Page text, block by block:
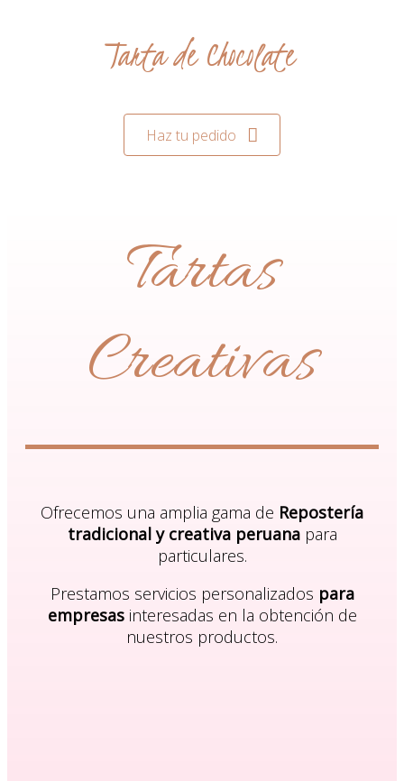
Tarta de Chocolate
Haz tu pedido
Tartas
Creativas
Ofrecemos una amplia gama de Repostería
tradicional y creativa peruanapara
particulares.
Prestamos servicios personalizados para
empresasinteresadas en la obtención de
nuestros productos.